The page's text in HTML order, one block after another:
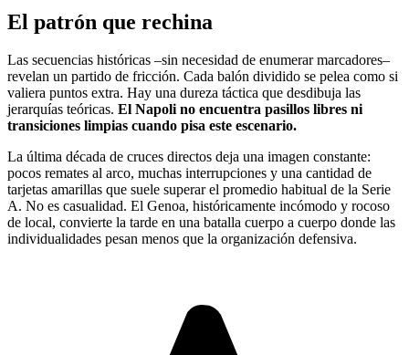
El patrón que rechina
Las secuencias históricas –sin necesidad de enumerar marcadores–
revelan un partido de fricción. Cada balón dividido se pelea como si
valiera puntos extra. Hay una dureza táctica que desdibuja las
jerarquías teóricas. El Napoli no encuentra pasillos libres ni
transiciones limpias cuando pisa este escenario.
La última década de cruces directos deja una imagen constante:
pocos remates al arco, muchas interrupciones y una cantidad de
tarjetas amarillas que suele superar el promedio habitual de la Serie
A. No es casualidad. El Genoa, históricamente incómodo y rocoso
de local, convierte la tarde en una batalla cuerpo a cuerpo donde las
individualidades pesan menos que la organización defensiva.